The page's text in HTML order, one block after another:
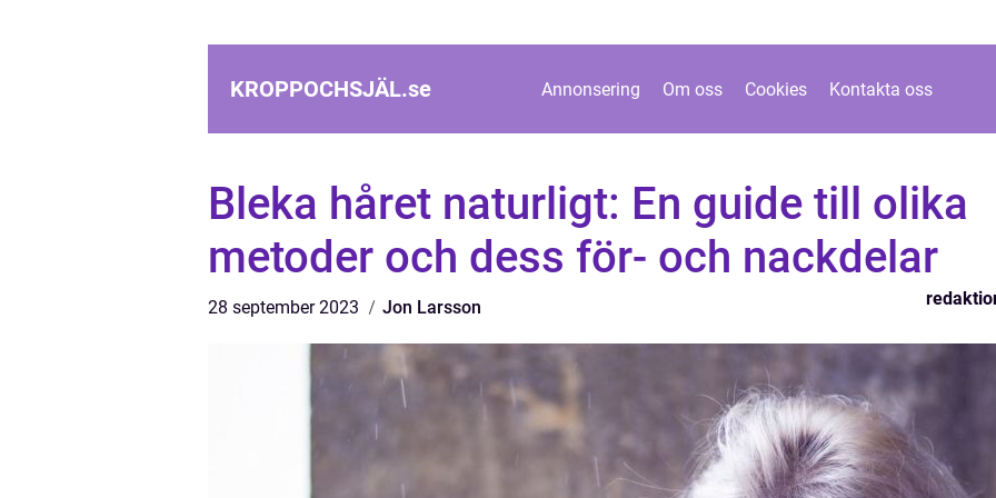
KROPPOCHSJÄL.se Annonsering Om oss Cookies Kontakta oss
Bleka håret naturligt: En guide till olika
metoder och dess för- och nackdelar
28 september 2023 Jon Larsson